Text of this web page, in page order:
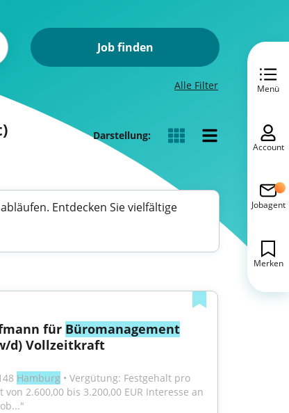
Job finden
Alle Filter
Darstellung:
Entdecken Sie vielfältige
für Büromanagement
d) Vollzeitkraft
Hamburg • Vergütung: Festgehalt pro
von 2.600,00 bis 3.200,00 EUR Interesse an
Menü
Account
Jobagent
Merken